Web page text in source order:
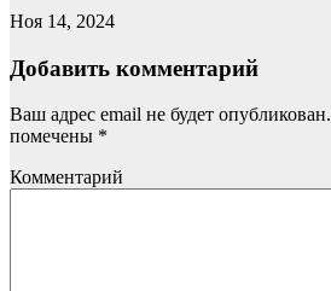
Ноя 14, 2024
Добавить комментарий
Ваш адрес email не будет опубликован.
помечены *
Комментарий